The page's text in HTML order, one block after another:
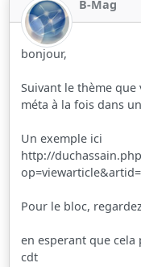
B-Mag
bonjour,
Suivant le thème
méta à la fois dans
Un exemple ici
http://
Pour le bloc,
en esperant que cela
cdt